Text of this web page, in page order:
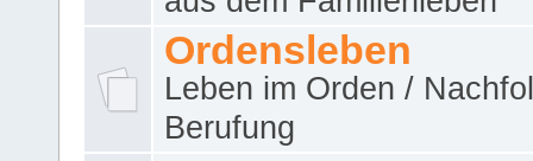
Ordensleben
Leben im Orden /
Berufung